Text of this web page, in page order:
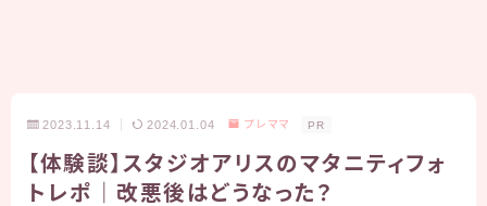
2023.11.14 2024.01.04 プレママ PR
【体験談】スタジオアリスのマタニティフォ
トレポ｜改悪後はどうなった？